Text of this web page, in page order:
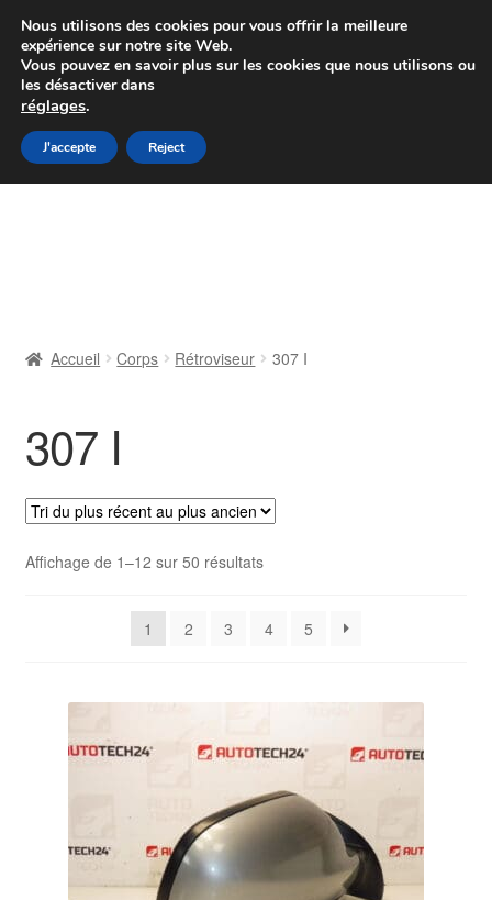
Colissimo livraison à partir de 7 EUR
Du lundi au vendredi de 9 h à 16 h
Aller
à
Aller
au
Livraison
Livraison internationale
Mon compte
Plainte
Procédure de Réclamation
Accueil Corps Rétroviseur 307 I
307 I
Affichage de 1–12 sur 50 résultatsTrié
récent
1 2 3 4 5
Nous utilisons des cookies pour vous offrir la meilleure
expérience sur notre site Web.
Vous pouvez en savoir plus sur les cookies que nous utilisons ou
les désactiver dans
réglages.
J'accepte Reject